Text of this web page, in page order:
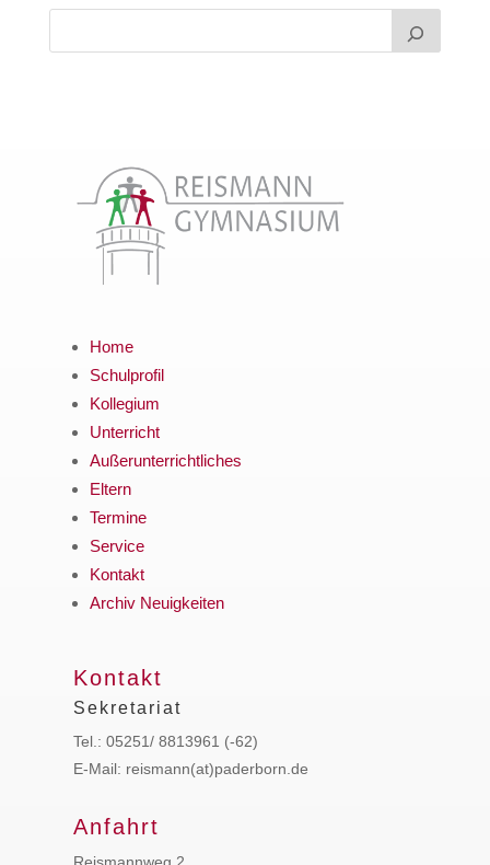
Home
Schulprofil
Kollegium
Unterricht
Außerunterrichtliches
Eltern
Termine
Service
Kontakt
Archiv Neuigkeiten
Kontakt
Sekretariat
Tel.: 05251/ 8813961 (-62)
E-Mail: reismann(at)paderborn.de
Anfahrt
Reismannweg 2